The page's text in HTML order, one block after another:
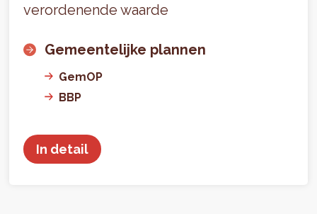
verordenende waarde
Gemeentelijke plannen
GemOP
BBP
In detail